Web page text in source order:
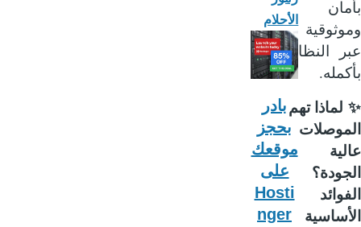
النظام
.
لماذا تهم
الأحلام
بادر
بحجز
موقعك
على
Hosti
nger